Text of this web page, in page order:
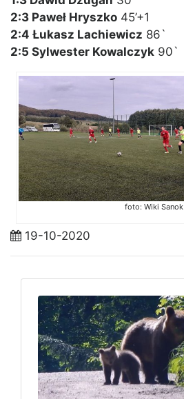
2:3 Paweł Hryszko 45’+1
2:4 Łukasz Lachiewicz 86`
2:5 Sylwester Kowalczyk 90`
foto: Wiki Sanok
19-10-2020